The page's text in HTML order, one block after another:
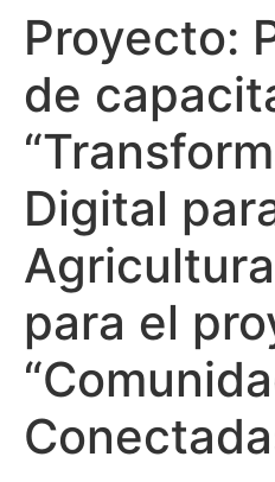
Proyecto:
de
Digital
para el